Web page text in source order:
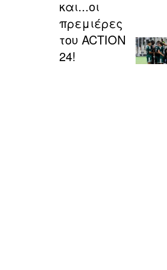
και...οι
πρεμιέρες
του ACTION
24!